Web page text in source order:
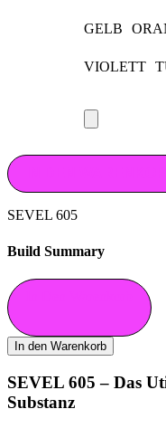
GELB
VIOLETT
SEVEL 605
Build Summary
In den Warenkorb
SEVEL 605 – Das
Substanz